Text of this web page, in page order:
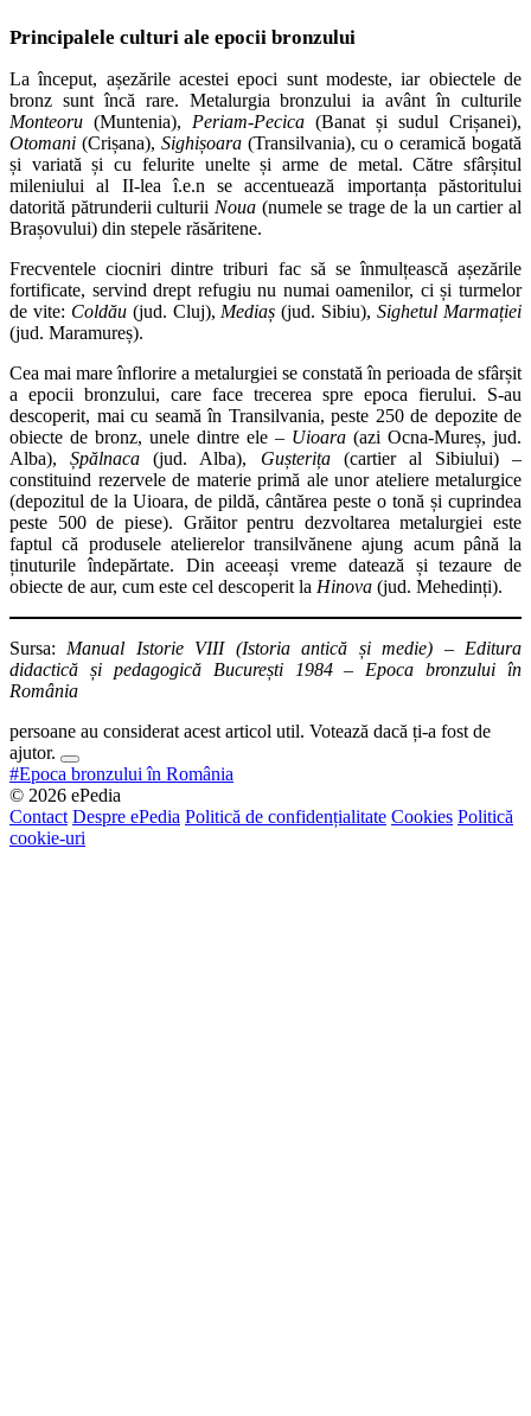
Principalele culturi ale epocii bronzului
La început, așezările acestei epoci sunt modeste, iar obiectele de
bronz sunt încă rare. Metalurgia bronzului ia avânt în culturile
Monteoru (Muntenia), Periam-Pecica (Banat și sudul Crișanei),
Otomani (Crișana), Sighișoara(Transilvania), cu o ceramică bogată
și variată și cu felurite unelte și arme de metal. Către sfârșitul
mileniului al II-lea î.e.n se accentuează importanța păstoritului
datorită pătrunderii culturii Noua(numele se trage de la un cartier al
Brașovului) din stepele răsăritene.
Frecventele ciocniri dintre triburi fac să se înmulțească așezările
fortificate, servind drept refugiu nu numai oamenilor, ci și turmelor
de vite: Coldău(jud. Cluj), Mediaș (jud. Sibiu),Sighetul Marmației
(jud. Maramureș).
Cea mai mare înflorire a metalurgiei se constată în perioada de sfârșit
a epocii bronzului, care face trecerea spre epoca fierului. S-au
descoperit, mai cu seamă în Transilvania, peste 250 de depozite de
obiecte de bronz, unele dintre ele – Uioara (azi Ocna-Mureș, jud.
Alba),Șpălnaca (jud. Alba), Gușterița(cartier al Sibiului) –
constituind rezervele de materie primă ale unor ateliere metalurgice
(depozitul de la Uioara, de pildă, cântărea peste o tonă și cuprindea
peste 500 de piese). Grăitor pentru dezvoltarea metalurgiei este
faptul că produsele atelierelor transilvănene ajung acum până la
ținuturile îndepărtate. Din aceeași vreme datează și tezaure de
obiecte de aur, cum este cel descoperit la Hinova (jud. Mehedinți).
Sursa: Manual Istorie VIII (Istoria antică și medie) – Editura
didactică și pedagogică București 1984 – Epoca bronzului în
România
persoane au considerat acest articol util. Votează dacă ți-a fost de
ajutor.
#Epoca bronzului în România
© 2026 ePedia
Contact Despre ePedia Politică de confidențialitate Cookies Politică
cookie-uri